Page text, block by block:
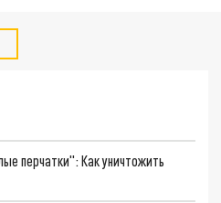
перчатки": Как уничтожить